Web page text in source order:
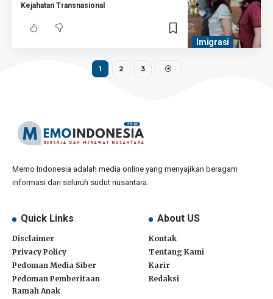
Imigrasi
Kejahatan Transnasional
1 2 3
Memo Indonesia adalah media online yang menyajikan beragam
informasi dari seluruh sudut nusantara.
Quick Links
Disclaimer
Privacy Policy
Pedoman Media Siber
Pedoman Pemberitaan
Ramah Anak
About US
Kontak
Tentang Kami
Karir
Redaksi